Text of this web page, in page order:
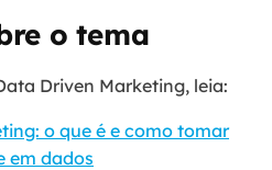
o tema
Driven Marketing, leia:
o que é e como tomar
em dados